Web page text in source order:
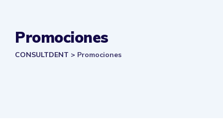
Promociones
CONSULTDENT > Promociones